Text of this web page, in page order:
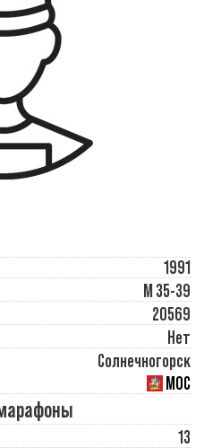
1991
М 35-39
20569
Нет
Солнечногорск
МОС
13